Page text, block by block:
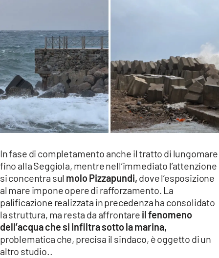
In fase di completamento anche il tratto di lungomare
fino alla Seggiola, mentre nell’immediato l’attenzione
si concentra sul molo Pizzapundi, dove l’esposizione
al mare impone opere di rafforzamento. La
palificazione realizzata in precedenza ha consolidato
la struttura, ma resta da affrontare il fenomeno
dell’acqua che si infiltra sotto la marina,
problematica che, precisa il sindaco, è oggetto di un
altro studio..